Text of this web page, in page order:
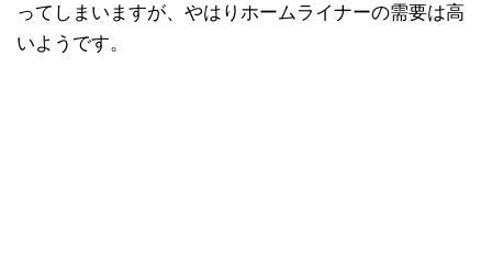
ってしまいますが、やはりホームライナーの需要は高
いようです。